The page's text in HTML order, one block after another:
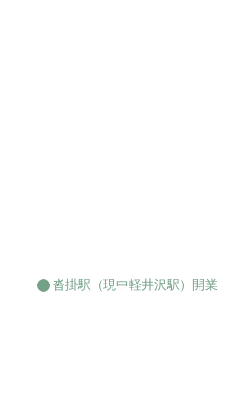
沓掛駅（現中軽井沢駅）開業